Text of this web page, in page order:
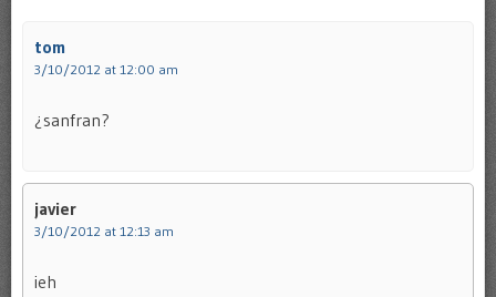
tom
3/10/2012 at 12:00 am
¿sanfran?
javier
3/10/2012 at 12:13 am
ieh